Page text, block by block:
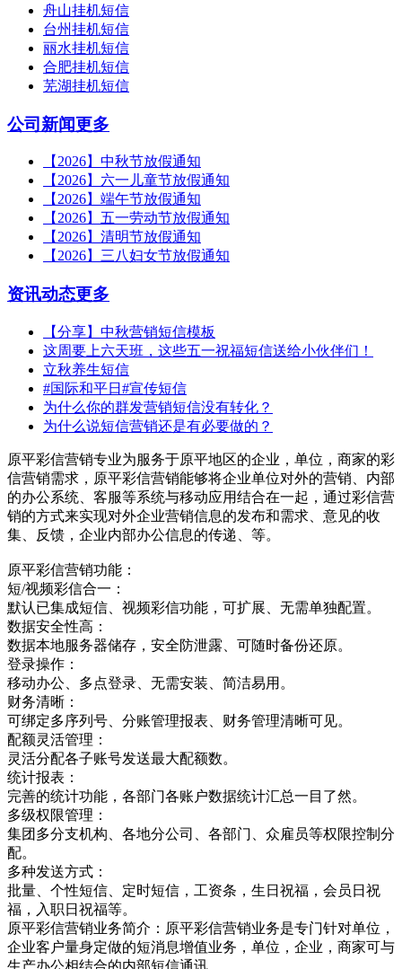
舟山挂机短信
台州挂机短信
丽水挂机短信
合肥挂机短信
芜湖挂机短信
公司新闻更多
【2026】中秋节放假通知
【2026】六一儿童节放假通知
【2026】端午节放假通知
【2026】五一劳动节放假通知
【2026】清明节放假通知
【2026】三八妇女节放假通知
资讯动态更多
【分享】中秋营销短信模板
这周要上六天班，这些五一祝福短信送给小伙伴们！
立秋养生短信
#国际和平日#宣传短信
为什么你的群发营销短信没有转化？
为什么说短信营销还是有必要做的？
原平彩信营销专业为服务于原平地区的企业，单位，商家的彩
信营销需求，原平彩信营销能够将企业单位对外的营销、内部
的办公系统、客服等系统与移动应用结合在一起，通过彩信营
销的方式来实现对外企业营销信息的发布和需求、意见的收
集、反馈，企业内部办公信息的传递、等。
原平彩信营销功能：
短/视频彩信合一：
默认已集成短信、视频彩信功能，可扩展、无需单独配置。
数据安全性高：
数据本地服务器储存，安全防泄露、可随时备份还原。
登录操作：
移动办公、多点登录、无需安装、简洁易用。
财务清晰：
可绑定多序列号、分账管理报表、财务管理清晰可见。
配额灵活管理：
灵活分配各子账号发送最大配额数。
统计报表：
完善的统计功能，各部门各账户数据统计汇总一目了然。
多级权限管理：
集团多分支机构、各地分公司、各部门、众雇员等权限控制分
配。
多种发送方式：
批量、个性短信、定时短信，工资条，生日祝福，会员日祝
福，入职日祝福等。
原平彩信营销业务简介：原平彩信营销业务是专门针对单位，
企业客户量身定做的短消息增值业务，单位，企业，商家可与
生产办公相结合的内部短信通讯，